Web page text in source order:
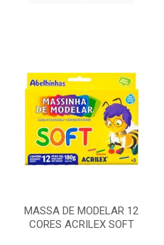
MASSA DE MODELAR 12
CORES ACRILEX SOFT